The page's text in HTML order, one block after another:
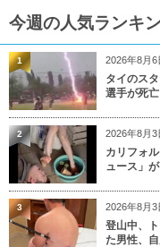
今週の人気ランキ
2026年8月6
タイのス
選手が死亡
1
2026年8月3
カリフォ
ュース」
2
2026年8月3
登山中、
た男性、
3